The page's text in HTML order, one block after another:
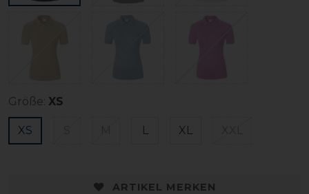
Größe: XS
XS L XL
ARTIKEL MERKEN